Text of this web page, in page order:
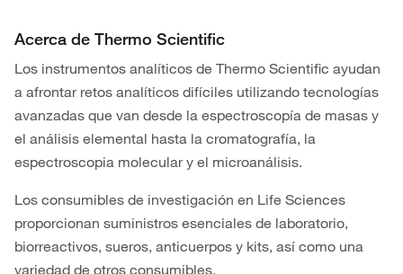
Acerca de Thermo Scientific
Los instrumentos analíticos de Thermo Scientific ayudan
a afrontar retos analíticos difíciles utilizando tecnologías
avanzadas que van desde la espectroscopía de masas y
el análisis elemental hasta la cromatografía, la
espectroscopia molecular y el microanálisis.
Los consumibles de investigación en Life Sciences
proporcionan suministros esenciales de laboratorio,
biorreactivos, sueros, anticuerpos y kits, así como una
variedad de otros consumibles.